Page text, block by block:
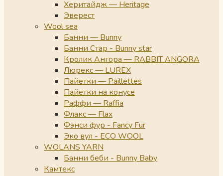
Херитайдж — Heritage
Эверест
Wool sea
Банни — Bunny
Банни Стар - Bunny star
Кролик Ангора — RABBIT ANGORA
Люрекс — LUREX
Пайетки — Paillettes
Пайетки на конусе
Раффи — Raffia
Флакс — Flax
Фэнси фур - Fancy Fur
Эко вул - ECO WOOL
WOLANS YARN
Банни беби - Bunny Baby
Камтекс